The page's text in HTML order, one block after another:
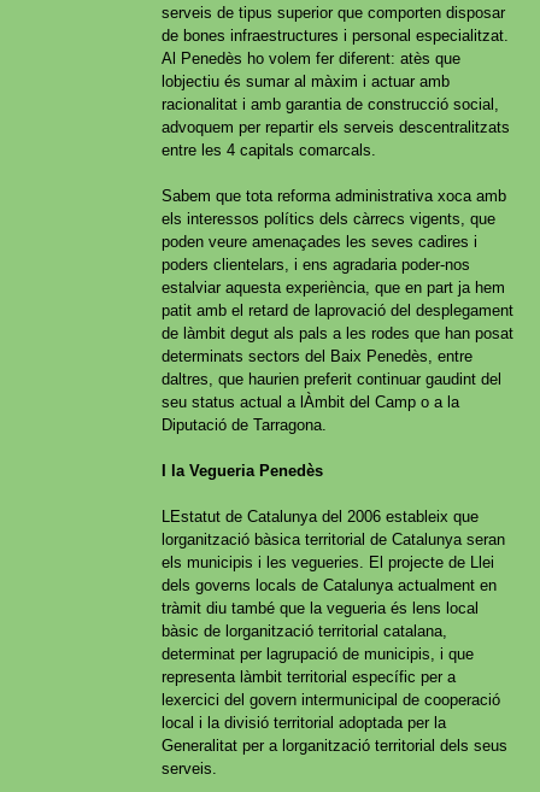
serveis de tipus superior que comporten disposar
de bones infraestructures i personal especialitzat.
Al Penedès ho volem fer diferent: atès que
lobjectiu és sumar al màxim i actuar amb
racionalitat i amb garantia de construcció social,
advoquem per repartir els serveis descentralitzats
entre les 4 capitals comarcals.
Sabem que tota reforma administrativa xoca amb
els interessos polítics dels càrrecs vigents, que
poden veure amenaçades les seves cadires i
poders clientelars, i ens agradaria poder-nos
estalviar aquesta experiència, que en part ja hem
patit amb el retard de laprovació del desplegament
de làmbit degut als pals a les rodes que han posat
determinats sectors del Baix Penedès, entre
daltres, que haurien preferit continuar gaudint del
seu status actual a lÀmbit del Camp o a la
Diputació de Tarragona.
I la Vegueria Penedès
LEstatut de Catalunya del 2006 estableix que
lorganització bàsica territorial de Catalunya seran
els municipis i les vegueries. El projecte de Llei
dels governs locals de Catalunya actualment en
tràmit diu també que la vegueria és lens local
bàsic de lorganització territorial catalana,
determinat per lagrupació de municipis, i que
representa làmbit territorial específic per a
lexercici del govern intermunicipal de cooperació
local i la divisió territorial adoptada per la
Generalitat per a lorganització territorial dels seus
serveis.